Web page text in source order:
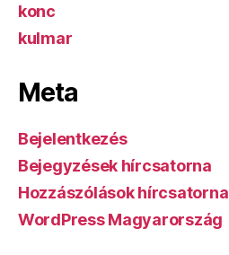
konc
kulmar
Meta
Bejelentkezés
Bejegyzések hírcsatorna
Hozzászólások hírcsatorna
WordPress Magyarország